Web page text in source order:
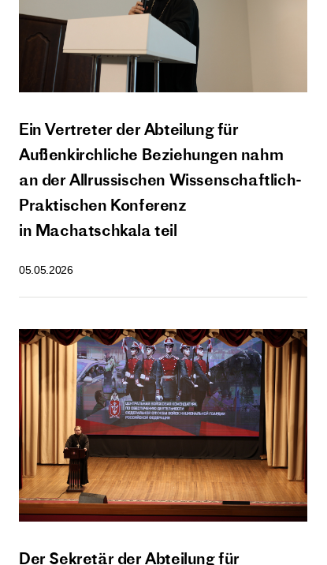
Ein Vertreter der Abteilung für
Außenkirchliche Beziehungen nahm
an der Allrussischen Wissenschaftlich-
Praktischen Konferenz
in Machatschkala teil
05.05.2026
Der Sekretär der Abteilung für